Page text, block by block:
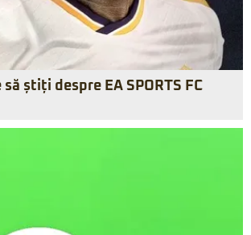
știți despre EA SPORTS FC